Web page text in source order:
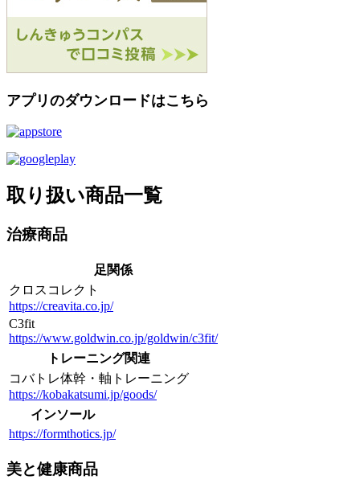
アプリのダウンロードはこちら
取り扱い商品一覧
治療商品
足関係
クロスコレクト
https://creavita.co.jp/
C3fit
https://www.goldwin.co.jp/goldwin/c3fit/
トレーニング関連
コバトレ体幹・軸トレーニング
https://kobakatsumi.jp/goods/
インソール
https://formthotics.jp/
美と健康商品